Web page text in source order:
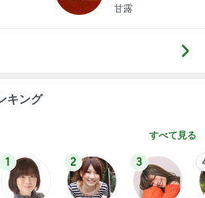
甘露
キング
すべて見る
1 2 3